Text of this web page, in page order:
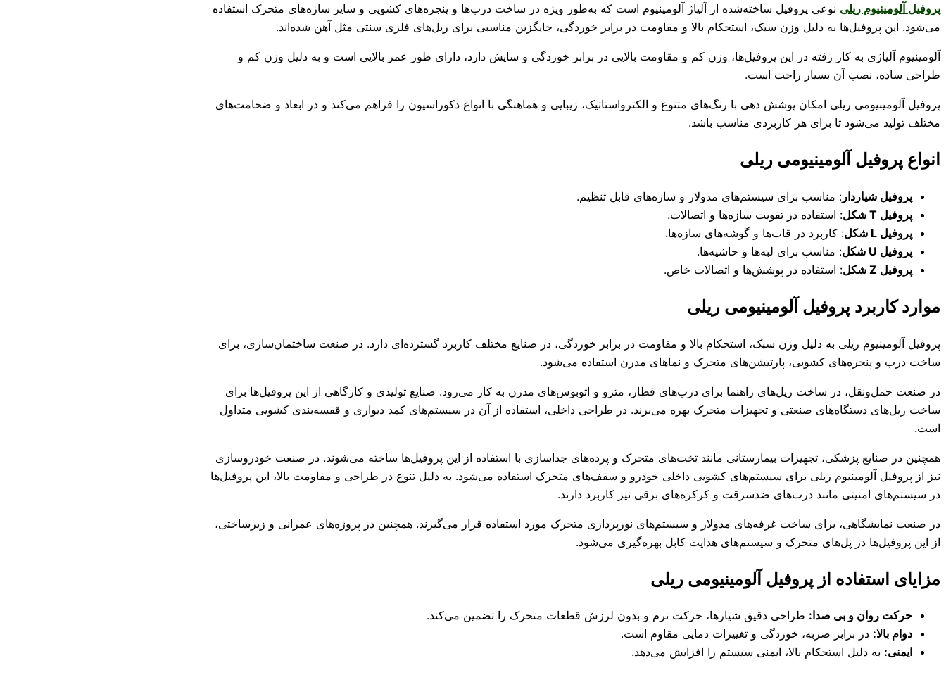
پروفیل آلومینیوم ریلی نوعی پروفیل ساخته‌شده از آلیاژ آلومینیوم است که به‌طور ویژه در ساخت درب‌ها و پنجره‌های کشویی و سایر سازه‌های متحرک استفاده
می‌شود. این پروفیل‌ها به دلیل وزن سبک، استحکام بالا و مقاومت در برابر خوردگی، جایگزین مناسبی برای ریل‌های فلزی سنتی مثل آهن شده‌اند.
آلومینیوم آلیاژی به کار رفته در این پروفیل‌ها، وزن کم و مقاومت بالایی در برابر خوردگی و سایش دارد، دارای طور عمر بالایی است و به دلیل وزن کم و
طراحی ساده، نصب آن بسیار راحت است.
پروفیل آلومینیومی ریلی امکان پوشش دهی با رنگ‌های متنوع و الکترواستاتیک، زیبایی و هماهنگی با انواع دکوراسیون را فراهم می‌کند و در ابعاد و ضخامت‌های
مختلف تولید می‌شود تا برای هر کاربردی مناسب باشد.
انواع پروفیل آلومینیومی ریلی
پروفیل شیاردار : مناسب برای سیستم‌های مدولار و سازه‌های قابل تنظیم.
پروفیل T شکل
: استفاده در تقویت سازه‌ها و اتصالات.
پروفیل L شکل
: کاربرد در قاب‌ها و گوشه‌های سازه‌ها.
پروفیل U شکل
: مناسب برای لبه‌ها و حاشیه‌ها.
پروفیل Z شکل
: استفاده در پوشش‌ها و اتصالات خاص.
موارد کاربرد پروفیل آلومینیومی ریلی
پروفیل آلومینیوم ریلی به دلیل وزن سبک، استحکام بالا و مقاومت در برابر خوردگی، در صنایع مختلف کاربرد گسترده‌ای دارد. در صنعت ساختمان‌سازی، برای
ساخت درب و پنجره‌های کشویی، پارتیشن‌های متحرک و نماهای مدرن استفاده می‌شود.
در صنعت حمل‌ونقل، در ساخت ریل‌های راهنما برای درب‌های قطار، مترو و اتوبوس‌های مدرن به کار می‌رود. صنایع تولیدی و کارگاهی از این پروفیل‌ها برای
ساخت ریل‌های دستگاه‌های صنعتی و تجهیزات متحرک بهره می‌برند. در طراحی داخلی، استفاده از آن در سیستم‌های کمد دیواری و قفسه‌بندی کشویی متداول
است.
همچنین در صنایع پزشکی، تجهیزات بیمارستانی مانند تخت‌های متحرک و پرده‌های جداسازی با استفاده از این پروفیل‌ها ساخته می‌شوند. در صنعت خودروسازی
نیز از پروفیل آلومینیوم ریلی برای سیستم‌های کشویی داخلی خودرو و سقف‌های متحرک استفاده می‌شود. به دلیل تنوع در طراحی و مقاومت بالا، این پروفیل‌ها
در سیستم‌های امنیتی مانند درب‌های ضدسرقت و کرکره‌های برقی نیز کاربرد دارند.
در صنعت نمایشگاهی، برای ساخت غرفه‌های مدولار و سیستم‌های نورپردازی متحرک مورد استفاده قرار می‌گیرند. همچنین در پروژه‌های عمرانی و زیرساختی،
از این پروفیل‌ها در پل‌های متحرک و سیستم‌های هدایت کابل بهره‌گیری می‌شود.
مزایای استفاده از پروفیل آلومینیومی ریلی
حرکت روان و بی صدا: طراحی دقیق شیارها، حرکت نرم و بدون لرزش قطعات متحرک را تضمین می‌کند.
دوام بالا: در برابر ضربه، خوردگی و تغییرات دمایی مقاوم است.
ایمنی: به دلیل استحکام بالا، ایمنی سیستم را افزایش می‌دهد.